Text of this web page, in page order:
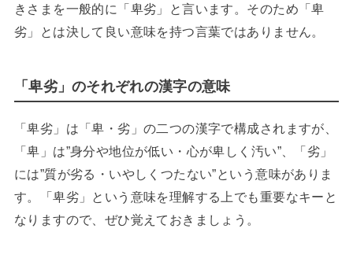
きさまを一般的に「卑劣」と言います。そのため「卑
劣」とは決して良い意味を持つ言葉ではありません。
「卑劣」のそれぞれの漢字の意味
「卑劣」は「卑・劣」の二つの漢字で構成されますが、
「卑」は”身分や地位が低い・心が卑しく汚い”、「劣」
には”質が劣る・いやしくつたない”という意味がありま
す。「卑劣」という意味を理解する上でも重要なキーと
なりますので、ぜひ覚えておきましょう。